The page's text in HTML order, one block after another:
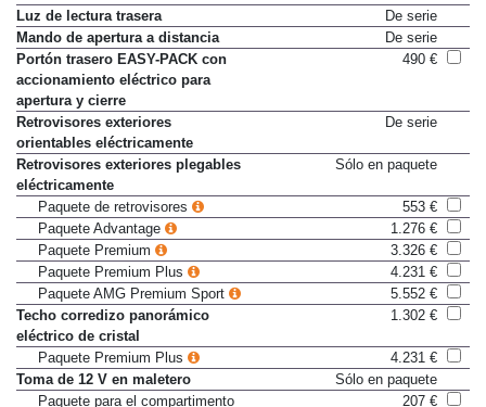
Luz de lectura delantera
De serie
Luz de lectura trasera
De serie
Mando de apertura a distancia
De serie
Portón trasero EASY-PACK con
accionamiento eléctrico para
apertura y cierre
Retrovisores exteriores
orientables eléctricamente
Retrovisores exteriores plegables
eléctricamente
Paquete de retrovisores
553 €
Paquete Advantage
1.276 €
Paquete Premium
3.326 €
Paquete Premium Plus
4.231 €
Paquete AMG Premium Sport
5.552 €
Techo corredizo panorámico
eléctrico de cristal
Paquete Premium Plus
4.231 €
Toma de 12 V en maletero
Sólo en paquete